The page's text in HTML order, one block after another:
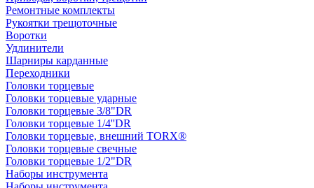
Ремонтные комплекты
Рукоятки трещоточные
Воротки
Удлинители
Шарниры карданные
Переходники
Головки торцевые
Головки торцевые ударные
Головки торцевые 3/8"DR
Головки торцевые 1/4''DR
Головки торцевые, внешний TORX®
Головки торцевые свечные
Головки торцевые 1/2"DR
Наборы инструмента